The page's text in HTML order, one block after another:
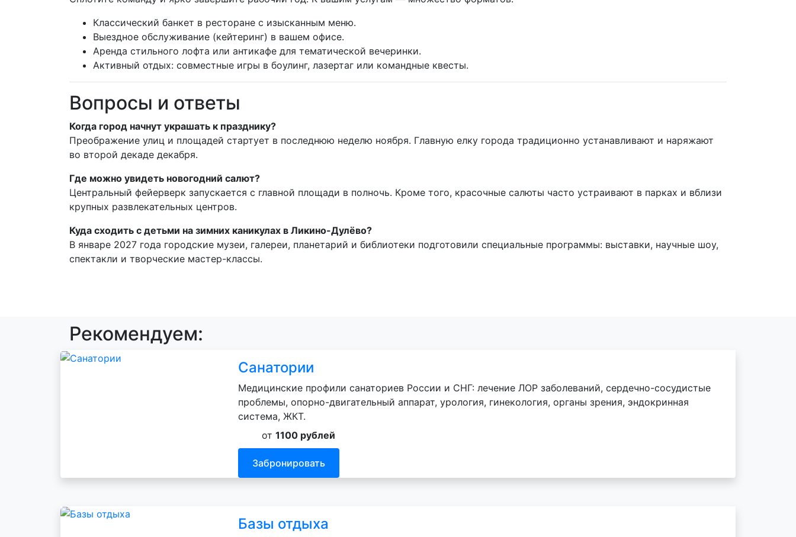
Классический банкет в ресторане с изысканным меню.
Выездное обслуживание (кейтеринг) в вашем офисе.
Аренда стильного лофта или антикафе для тематической вечеринки.
Активный отдых: совместные игры в боулинг, лазертаг или командные квесты.
Вопросы и ответы
Когда город начнут украшать к празднику?
Преображение улиц и площадей стартует в последнюю неделю ноября. Главную елку города традиционно устанавливают и наряжают
во второй декаде декабря.
Где можно увидеть новогодний салют?
Центральный фейерверк запускается с главной площади в полночь. Кроме того, красочные салюты часто устраивают в парках и вблизи
крупных развлекательных центров.
Куда сходить с детьми на зимних каникулах в Ликино-Дулёво?
В январе 2027 года городские музеи, галереи, планетарий и библиотеки подготовили специальные программы: выставки, научные шоу,
спектакли и творческие мастер-классы.
Рекомендуем:
Санатории
Медицинские профили санаториев России и СНГ: лечение ЛОР заболеваний, сердечно-сосудистые
проблемы, опорно-двигательный аппарат, урология, гинекология, органы зрения, эндокринная
система, ЖКТ.
от 1100 рублей
Забронировать
Базы отдыха